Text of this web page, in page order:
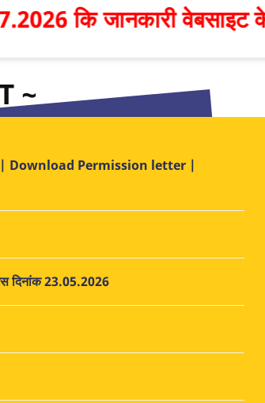
वेबसाइट
~
| Download Permission letter |
दिनांक 23.05.2026